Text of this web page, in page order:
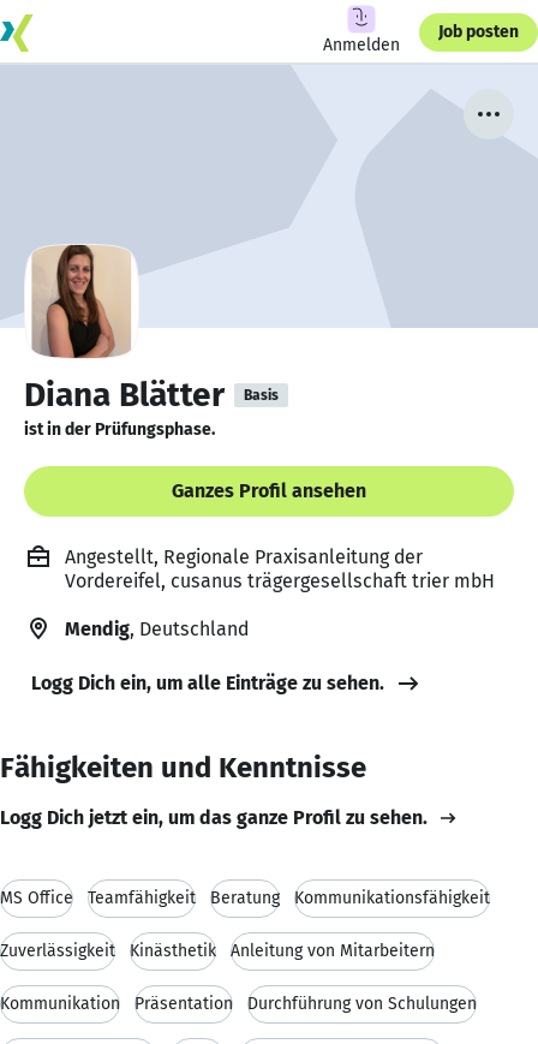
Anmelden
Job posten
Diana Blätter Basis
ist in der Prüfungsphase.
Ganzes Profil ansehen
Angestellt, Regionale Praxisanleitung der
Vordereifel, cusanus trägergesellschaft trier mbH
Mendig, Deutschland
Logg Dich ein, um alle Einträge zu sehen.
Fähigkeiten und Kenntnisse
Logg Dich jetzt ein, um das ganze Profil zu sehen.
MS Office Teamfähigkeit Beratung Kommunikationsfähigkeit
Zuverlässigkeit Kinästhetik Anleitung von Mitarbeitern
Kommunikation Präsentation Durchführung von Schulungen